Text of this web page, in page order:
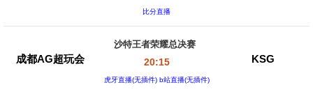
比分直播
成都AG超玩会
沙特王者荣耀总决赛
20:15
虎牙直播(无插件) b站直播(无插件)
KSG